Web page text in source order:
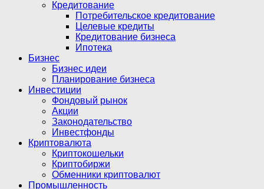
Кредитование
Потребительское кредитование
Целевые кредиты
Кредитование бизнеса
Ипотека
Бизнес
Бизнес идеи
Планирование бизнеса
Инвестиции
Фондовый рынок
Акции
Законодательство
Инвестфонды
Криптовалюта
Криптокошельки
Криптобиржи
Обменники криптовалют
Промышленность